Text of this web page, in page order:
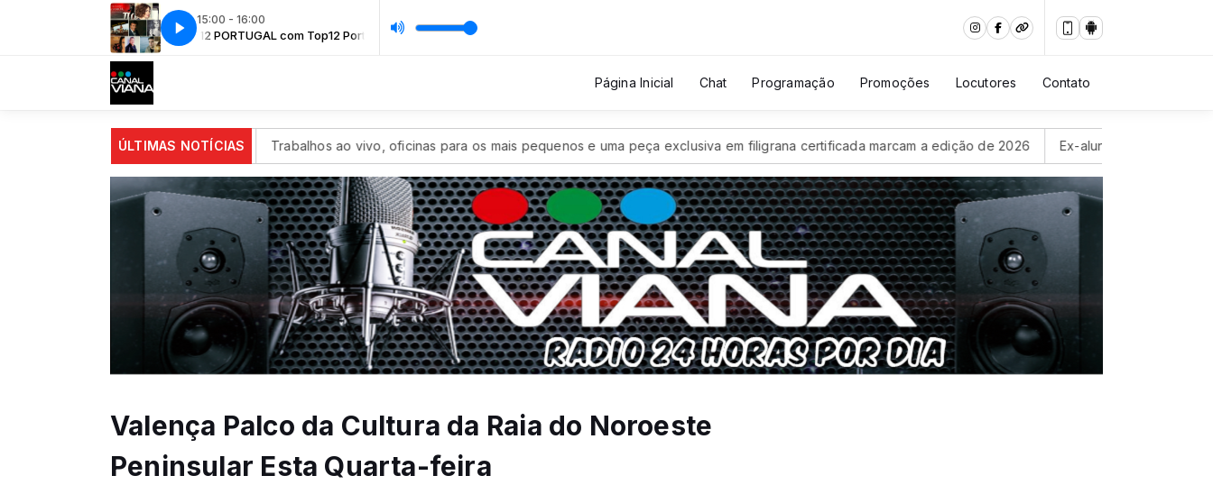
15:00 - 16:00
TOP 12 PORTUGAL com Top12 Portugal TOP 12 PORTUGAL com Top12 Portugal
Página Inicial Chat Programação Promoções Locutores Contato
ÚLTIMAS NOTÍCIAS
até ao próximo domingo Trabalhos ao vivo, oficinas para os mais pequenos e uma peça exclusiva em filigrana certificada marcam a edição de 2026 Ex-aluna da Universidade
Valença Palco da Cultura da Raia do Noroeste
Peninsular Esta Quarta-feira